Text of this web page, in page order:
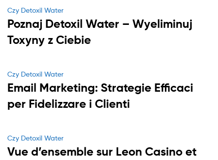
Categories
Czy Detoxil Water
Poznaj Detoxil Water – Wyeliminuj
Toxyny z Ciebie
Categories
Czy Detoxil Water
Email Marketing: Strategie Efficaci
per Fidelizzare i Clienti
Categories
Czy Detoxil Water
Vue d’ensemble sur Leon Casino et